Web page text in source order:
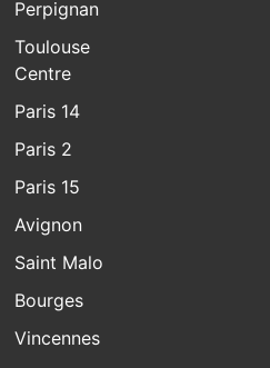
Perpignan
Toulouse
Centre
Paris 14
Paris 2
Paris 15
Avignon
Saint Malo
Bourges
Vincennes